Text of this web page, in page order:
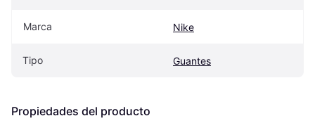
Marca Nike
Tipo Guantes
Propiedades del producto